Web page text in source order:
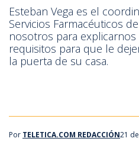
Esteban Vega es el
Servicios Farmacéuticos
nosotros para
requisitos para que le
la puerta de su casa.
Por TELETICA.COM REDACCIÓN21